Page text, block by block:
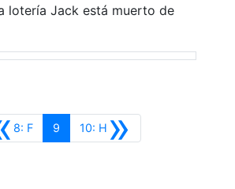
lotería Jack está muerto de
8: FAnterior
9 »
10: HSiguiente